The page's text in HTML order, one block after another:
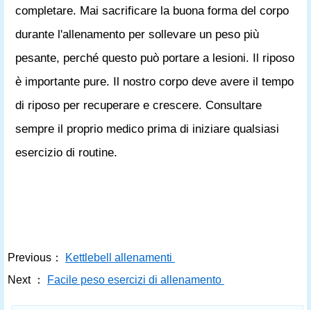
completare. Mai sacrificare la buona forma del corpo
durante l'allenamento per sollevare un peso più
pesante, perché questo può portare a lesioni. Il riposo
è importante pure. Il nostro corpo deve avere il tempo
di riposo per recuperare e crescere. Consultare
sempre il proprio medico prima di iniziare qualsiasi
esercizio di routine.
Previous：
Kettlebell allenamenti
Next ：
Facile peso esercizi di allenamento